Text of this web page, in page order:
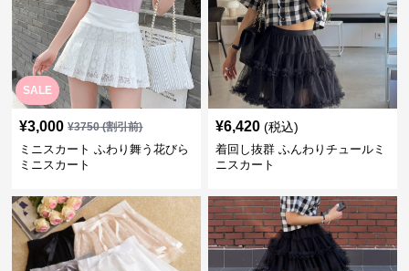
SALE
¥3,000 ¥3750(割引前)
ミニスカート ふわり舞う花びら
ミニスカート
¥6,420 (税込)
着回し抜群 ふんわりチュールミ
ニスカート